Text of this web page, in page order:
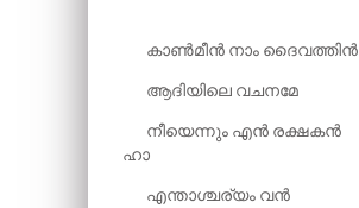
കാൺമീൻ നാം ദൈവത്തിൻ
ആദിയിലെ വചനമേ
നീയെന്നും എൻ രക്ഷകൻ
ഹാ
എന്താശ്ചര്യം വൻ